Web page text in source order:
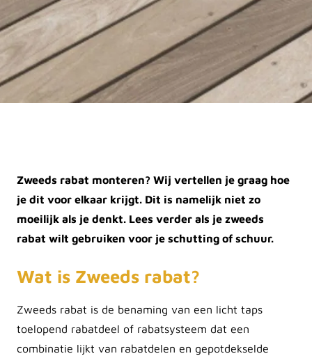
Zweeds rabat monteren? Wij vertellen je graag hoe
je dit voor elkaar krijgt. Dit is namelijk niet zo
moeilijk als je denkt. Lees verder als je zweeds
rabat wilt gebruiken voor je schutting of schuur.
Wat is Zweeds rabat?
Zweeds rabat is de benaming van een licht taps
toelopend rabatdeel of rabatsysteem dat een
combinatie lijkt van rabatdelen en gepotdekselde